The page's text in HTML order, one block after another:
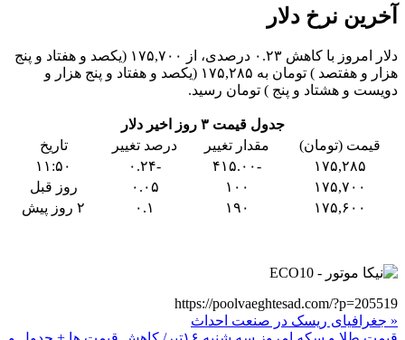
آخرین نرخ دلار
دلار امروز با کاهش ۰.۲۳ درصدی، از ۱۷۵,۷۰۰ (یکصد و هفتاد و پنج
هزار و هفتصد ) تومان به ۱۷۵,۲۸۵ (یکصد و هفتاد و پنج هزار و
دویست و هشتاد و پنج ) تومان رسید.
جدول قیمت ۳ روز اخیر دلار
قیمت (تومان)
مقدار تغییر درصد تغییر
تاریخ
۱۷۵,۲۸۵
-۴۱۵.۰۰ -۰.۲۴
۱۱:۵۰
۱۷۵,۷۰۰
۱۰۰ ۰.۰۵
روز قبل
۱۷۵,۶۰۰
۱۹۰ ۰.۱ ۲ روز پیش
https://poolvaeghtesad.com/?p=205519
« جغرافیای ریسک در صنعت احداث